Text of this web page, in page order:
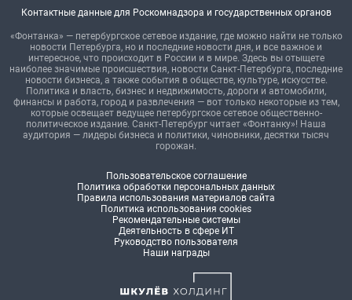
Контактные данные для Роскомнадзора и государственных органов
«Фонтанка» — петербургское сетевое издание, где можно найти не только
новости Петербурга, но и последние новости дня, и все важное и
интересное, что происходит в России и в мире. Здесь вы отыщете
наиболее значимые происшествия, новости Санкт-Петербурга, последние
новости бизнеса, а также события в обществе, культуре, искусстве.
Политика и власть, бизнес и недвижимость, дороги и автомобили,
финансы и работа, город и развлечения — вот только некоторые из тем,
которые освещает ведущее петербургское сетевое общественно-
политическое издание. Санкт-Петербург читает «Фонтанку»! Наша
аудитория — лидеры бизнеса и политики, чиновники, десятки тысяч
горожан.
Пользовательское соглашение
Политика обработки персональных данных
Правила использования материалов сайта
Политика использования cookies
Рекомендательные системы
Деятельность в сфере ИТ
Руководство пользователя
Наши награды